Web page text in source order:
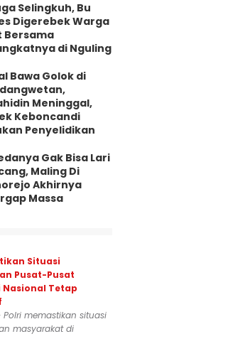
Selingkuh, Bu
Digerebek Warga
Bersama
di Nguling
Bawa Golok di
Meninggal,
Keboncandi
Penyelidikan
Gak Bisa Lari
Maling Di
Akhirnya
Massa
Situasi
Pusat-Pusat
Nasional Tetap
Polri memastikan situasi
masyarakat di